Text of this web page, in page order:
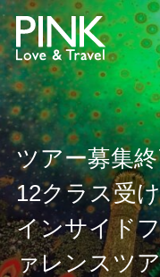
コ
ン
テ
ン
ツ
へ
ス
キ
ッ
プ
ツアー募集
12クラス受
インサイド
ァレンスツ